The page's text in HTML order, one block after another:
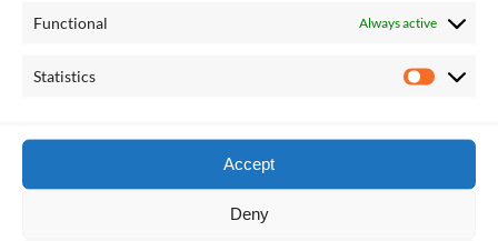
Functional Always active
Statistics Statistics
Accept
Deny
Playbacks Catalog
LIRAN HASSON • COMPOSER & MUSIC PRODUCER